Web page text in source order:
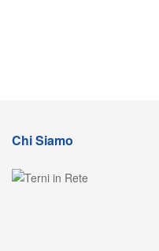
Chi Siamo